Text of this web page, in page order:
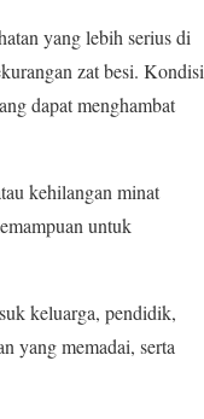
yang lebih serius di
zat besi. Kondisi
dapat menghambat
kehilangan minat
untuk
keluarga, pendidik,
yang memadai, serta